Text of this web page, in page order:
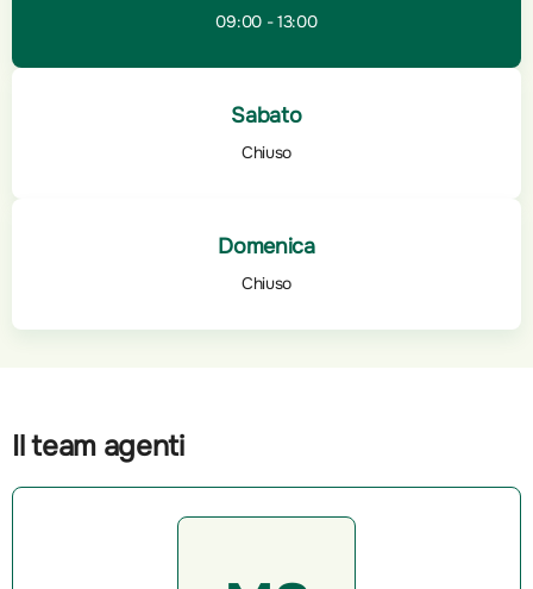
09:00 - 13:00
Sabato
Chiuso
Domenica
Chiuso
Il team agenti